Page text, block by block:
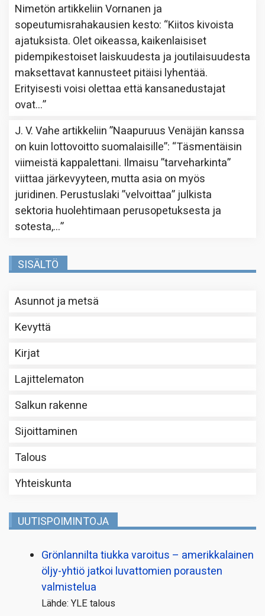
Nimetön artikkeliinVornanen ja
sopeutumisrahakausien kesto: “Kiitos kivoista
ajatuksista. Olet oikeassa, kaikenlaisiset
pidempikestoiset laiskuudesta ja joutilaisuudesta
maksettavat kannusteet pitäisi lyhentää.
Erityisesti voisi olettaa että kansanedustajat
ovat…”
J. V. Vahe artikkeliin”Naapuruus Venäjän kanssa
on kuin lottovoitto suomalaisille”: “Täsmentäisin
viimeistä kappalettani. Ilmaisu ”tarveharkinta”
viittaa järkevyyteen, mutta asia on myös
juridinen. Perustuslaki ”velvoittaa” julkista
sektoria huolehtimaan perusopetuksesta ja
sotesta,…”
SISÄLTÖ
Asunnot ja metsä
Kevyttä
Kirjat
Lajittelematon
Salkun rakenne
Sijoittaminen
Talous
Yhteiskunta
UUTISPOIMINTOJA
Grönlannilta tiukka varoitus – amerikkalainen
öljy-yhtiö jatkoi luvattomien porausten
valmistelua
Lähde: YLE talous